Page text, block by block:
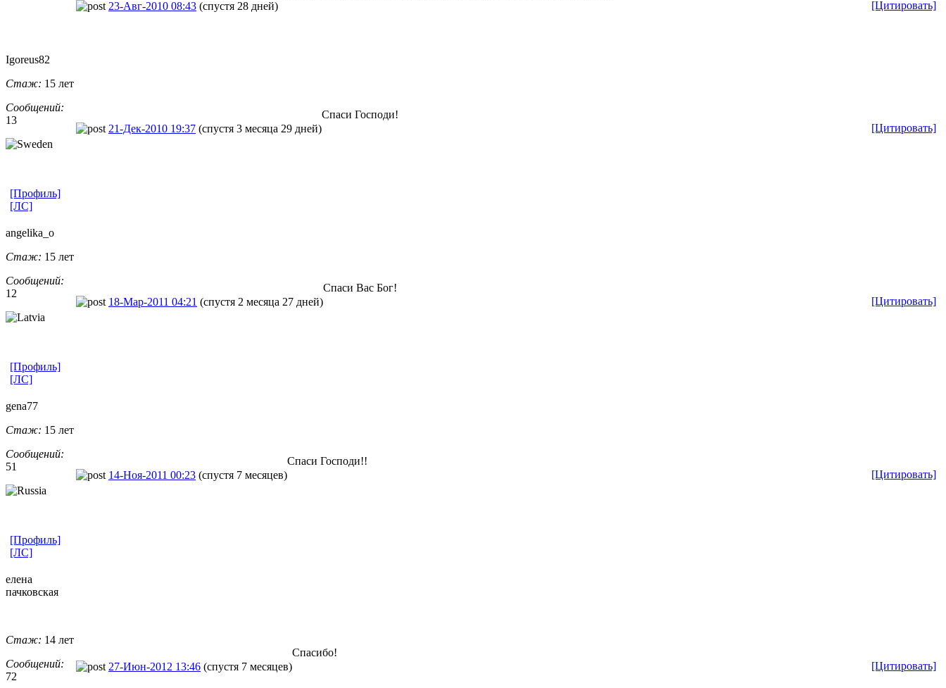
23-Авг-2010 08:43 (спустя 28 дней) [Цитировать]
Igoreus82
Стаж: 15 лет
Сообщений:
13
21-Дек-2010 19:37 (спустя 3 месяца 29 дней) [Цитировать]
Спаси Господи!
[Профиль]
[ЛС]
angelika_o
Стаж: 15 лет
Сообщений:
12
18-Мар-2011 04:21 (спустя 2 месяца 27 дней) [Цитировать]
Спаси Вас Бог!
[Профиль]
[ЛС]
gena77
Стаж: 15 лет
Сообщений:
51
14-Ноя-2011 00:23 (спустя 7 месяцев) [Цитировать]
Спаси Господи!!
[Профиль]
[ЛС]
елена
пачковская
Стаж: 14 лет
Сообщений:
72
27-Июн-2012 13:46 (спустя 7 месяцев) [Цитировать]
Спасибо!